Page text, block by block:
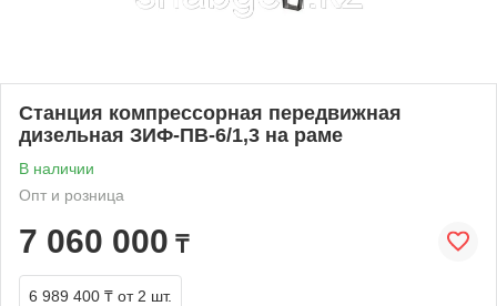
Станция компрессорная передвижная
дизельная ЗИФ-ПВ-6/1,3 на раме
В наличии
Опт и розница
7 060 000 ₸
6 989 400 ₸ от 2 шт.